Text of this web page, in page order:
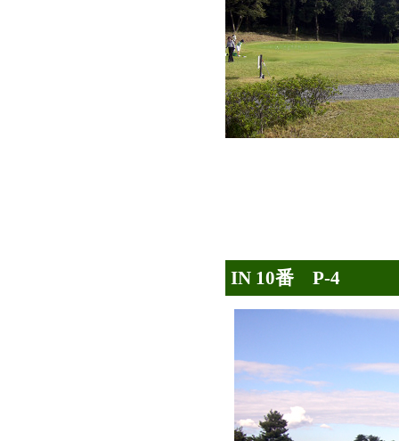
IN 10番 P-4